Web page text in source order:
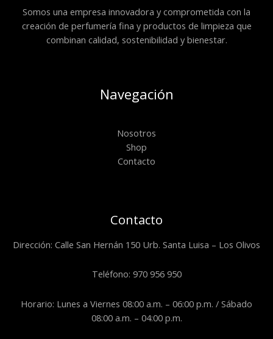
Somos una empresa innovadora y comprometida con la
creación de perfumería fina y productos de limpieza que
combinan calidad, sostenibilidad y bienestar.
Navegación
Nosotros
Shop
Contacto
Contacto
Dirección: Calle San Hernán 150 Urb. Santa Luisa – Los Olivos
Teléfono: 970 956 950
Horario: Lunes a Viernes 08:00 a.m. – 06:00 p.m. / Sábado
08:00 a.m. – 04:00 p.m.